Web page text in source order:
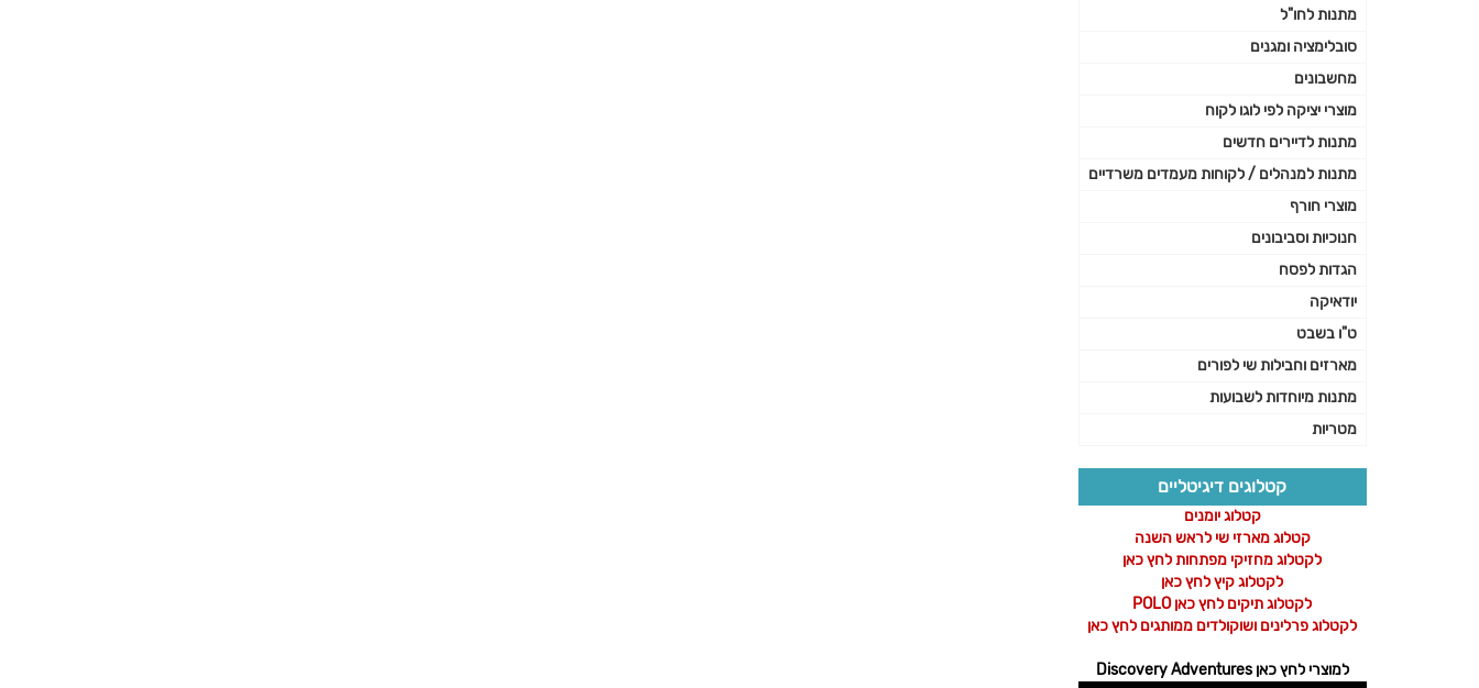
מתנות לחו"ל
סובלימציה ומגנים
מחשבונים
מוצרי יציקה לפי לוגו לקוח
מתנות לדיירים חדשים
מתנות למנהלים / לקוחות מעמדים משרדיים
מוצרי חורף
חנוכיות וסביבונים
הגדות לפסח
יודאיקה
ט"ו בשבט
מארזים וחבילות שי לפורים
מתנות מיוחדות לשבועות
מטריות
קטלוגים דיגיטליים
קטלוג יומנים
קטלוג מארזי שי לראש השנה
לקטלוג מחזיקי מפתחות לחץ כאן
לקטלוג קיץ לחץ כאן
לקטלוג תיקים לחץ כאן POLO
לקטלוג פרלינים ושוקולדים ממותגים לחץ כאן
למוצרי לחץ כאן Discovery Adventures